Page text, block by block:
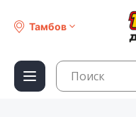
Тамбов